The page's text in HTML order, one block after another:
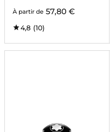
À partir de 57,80 €
4,8 (10)